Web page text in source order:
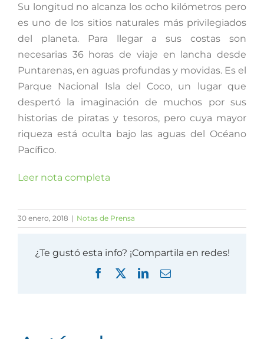
Su longitud no alcanza los ocho kilómetros pero
es uno de los sitios naturales más privilegiados
del planeta. Para llegar a sus costas son
necesarias 36 horas de viaje en lancha desde
Puntarenas, en aguas profundas y movidas. Es el
Parque Nacional Isla del Coco, un lugar que
despertó la imaginación de muchos por sus
historias de piratas y tesoros, pero cuya mayor
riqueza está oculta bajo las aguas del Océano
Pacífico.
Leer nota completa
30 enero, 2018 | Notas de Prensa
¿Te gustó esta info? ¡Compartila en redes!
Facebook LinkedInCorreo